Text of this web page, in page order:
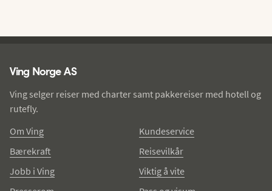
Ving Norge AS
Ving selger reiser med charter samt pakkereiser med hotell og
rutefly.
Om Ving
Bærekraft
Jobb i Ving
Kundeservice
Reisevilkår
Viktig å vite